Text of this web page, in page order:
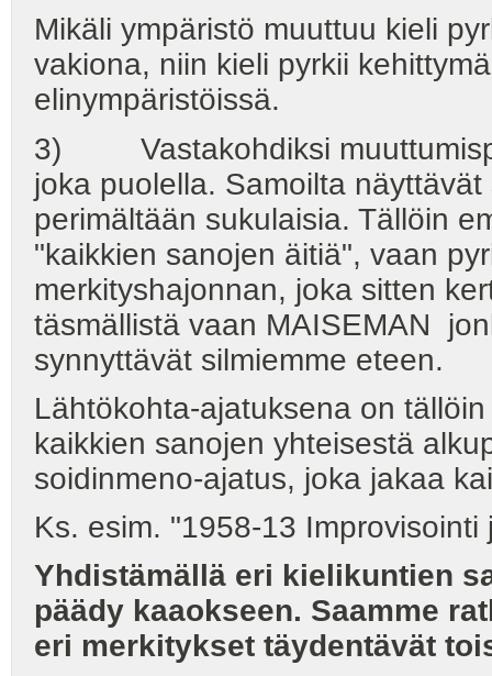
Mikäli ympäristö muuttuu kieli
vakiona, niin kieli pyrkii
elinympäristöissä.
3) Vastakohdiksi
joka puolella. Samoilta
perimältään sukulaisia. Tällöin
"kaikkien sanojen äitiä", vaan
merkityshajonnan, joka sitten
täsmällistä vaan MAISEMAN
synnyttävät silmiemme eteen.
Lähtökohta-ajatuksena on
kaikkien sanojen yhteisestä
soidinmeno-ajatus, joka jakaa
Ks. esim. "1958-13
Yhdistämällä eri kielikuntien
päädy kaaokseen. Saamme
eri merkitykset täydentävät